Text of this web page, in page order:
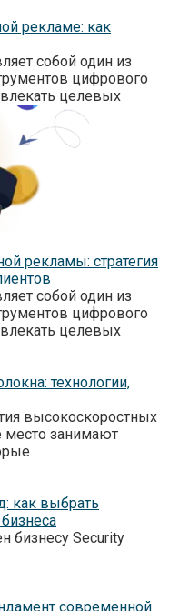
рекламе: как
собой один из
цифрового
целевых
рекламы: стратегия
собой один из
цифрового
целевых
технологии,
высокоскоростных
место занимают
как выбрать
бизнесу Security
современной